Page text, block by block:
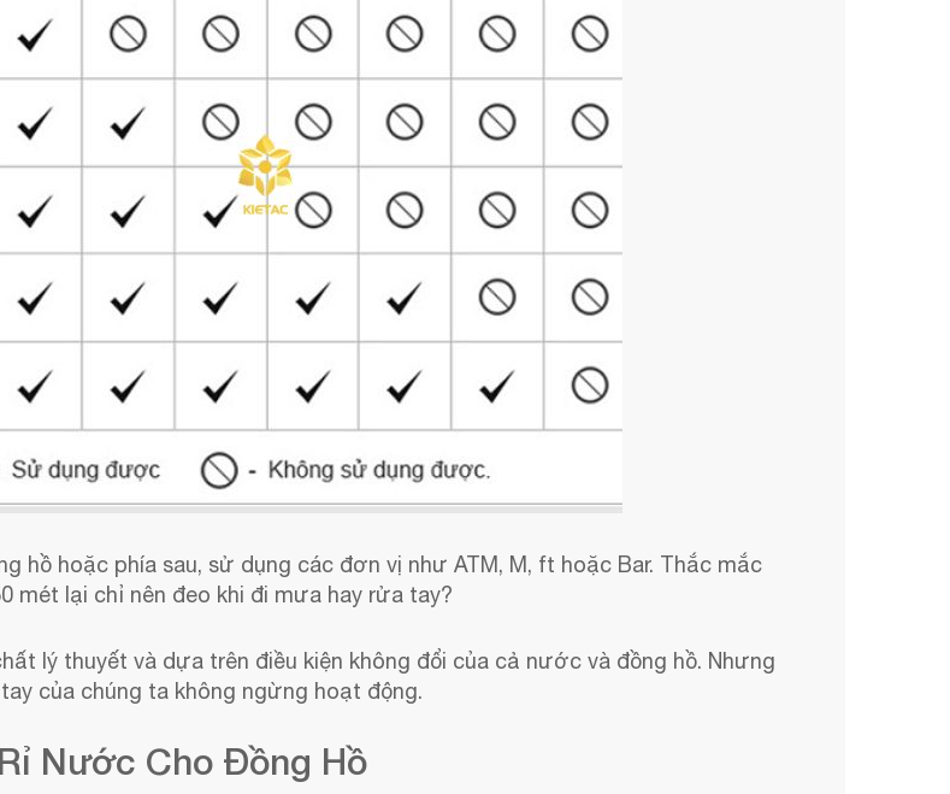
hoặc phía sau, sử dụng các đơn vị như ATM, M, ft hoặc Bar. Thắc mắc
mét lại chỉ nên đeo khi đi mưa hay rửa tay?
lý thuyết và dựa trên điều kiện không đổi của cả nước và đồng hồ. Nhưng
của chúng ta không ngừng hoạt động.
Nước Cho Đồng Hồ